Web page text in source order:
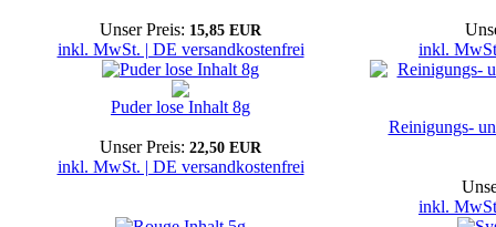
Unser Preis: 15,85 EUR
inkl. MwSt. | DE versandkostenfrei
inkl.
Puder lose Inhalt 8g
Unser Preis: 22,50 EUR
inkl. MwSt. | DE versandkostenfrei
Reinigungs-
inkl.